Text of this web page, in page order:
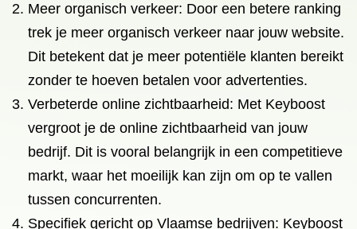
Meer organisch verkeer: Door een betere ranking
trek je meer organisch verkeer naar jouw website.
Dit betekent dat je meer potentiële klanten bereikt
zonder te hoeven betalen voor advertenties.
Verbeterde online zichtbaarheid: Met Keyboost
vergroot je de online zichtbaarheid van jouw
bedrijf. Dit is vooral belangrijk in een competitieve
markt, waar het moeilijk kan zijn om op te vallen
tussen concurrenten.
Specifiek gericht op Vlaamse bedrijven: Keyboost